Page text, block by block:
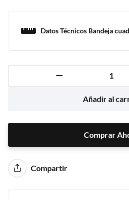
Datos Técnicos Bandeja
Añadir al
Comprar
Compartir